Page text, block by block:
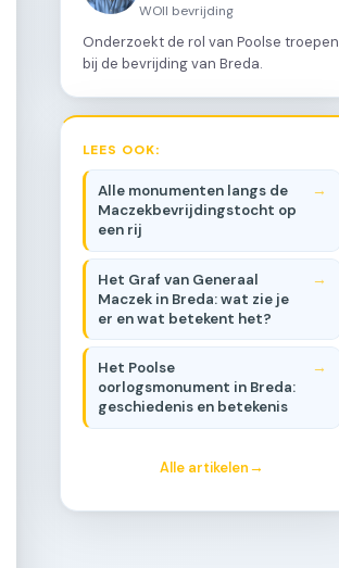
WOII bevrijding
Onderzoekt de rol van Poolse troepen
bij de bevrijding van Breda.
LEES OOK:
Alle monumenten langs de
Maczekbevrijdingstocht op
een rij
Het Graf van Generaal
Maczek in Breda: wat zie je
er en wat betekent het?
Het Poolse
oorlogsmonument in Breda:
geschiedenis en betekenis
Alle artikelen